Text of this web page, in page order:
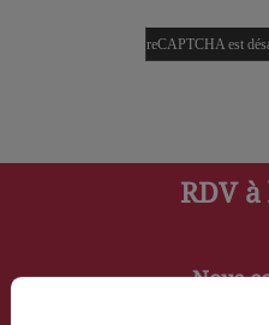
reCAPTCHA est
RDV
Nous